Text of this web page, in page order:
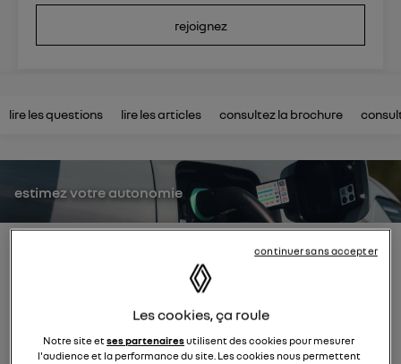
rejoignez
lire les questions lire les articles consultez la brochure
estimez votre autonomie
Panne moteur électrique
Myrenault35
10 juillet 2025à21:58
Bonjour à tous,
Les cookies, ça roule
Notre site etses partenairesutilisent des cookies pour mesurer
l'audience et la performance du site. Les cookies nous permettent
continuer sans accepter